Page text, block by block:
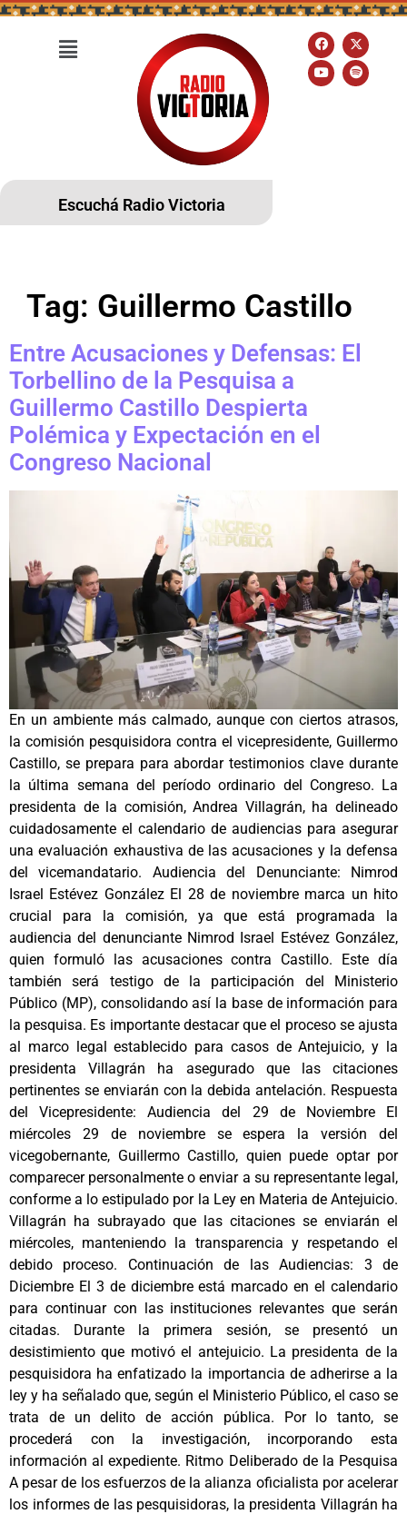
Escuchá Radio Victoria
Tag: Guillermo Castillo
Entre Acusaciones y Defensas: El
Torbellino de la Pesquisa a
Guillermo Castillo Despierta
Polémica y Expectación en el
Congreso Nacional
En un ambiente más calmado, aunque con ciertos atrasos,
la comisión pesquisidora contra el vicepresidente, Guillermo
Castillo, se prepara para abordar testimonios clave durante
la última semana del período ordinario del Congreso. La
presidenta de la comisión, Andrea Villagrán, ha delineado
cuidadosamente el calendario de audiencias para asegurar
una evaluación exhaustiva de las acusaciones y la defensa
del vicemandatario. Audiencia del Denunciante: Nimrod
Israel Estévez González El 28 de noviembre marca un hito
crucial para la comisión, ya que está programada la
audiencia del denunciante Nimrod Israel Estévez González,
quien formuló las acusaciones contra Castillo. Este día
también será testigo de la participación del Ministerio
Público (MP), consolidando así la base de información para
la pesquisa. Es importante destacar que el proceso se ajusta
al marco legal establecido para casos de Antejuicio, y la
presidenta Villagrán ha asegurado que las citaciones
pertinentes se enviarán con la debida antelación. Respuesta
del Vicepresidente: Audiencia del 29 de Noviembre El
miércoles 29 de noviembre se espera la versión del
vicegobernante, Guillermo Castillo, quien puede optar por
comparecer personalmente o enviar a su representante legal,
conforme a lo estipulado por la Ley en Materia de Antejuicio.
Villagrán ha subrayado que las citaciones se enviarán el
miércoles, manteniendo la transparencia y respetando el
debido proceso. Continuación de las Audiencias: 3 de
Diciembre El 3 de diciembre está marcado en el calendario
para continuar con las instituciones relevantes que serán
citadas. Durante la primera sesión, se presentó un
desistimiento que motivó el antejuicio. La presidenta de la
pesquisidora ha enfatizado la importancia de adherirse a la
ley y ha señalado que, según el Ministerio Público, el caso se
trata de un delito de acción pública. Por lo tanto, se
procederá con la investigación, incorporando esta
información al expediente. Ritmo Deliberado de la Pesquisa
A pesar de los esfuerzos de la alianza oficialista por acelerar
los informes de las pesquisidoras, la presidenta Villagrán ha